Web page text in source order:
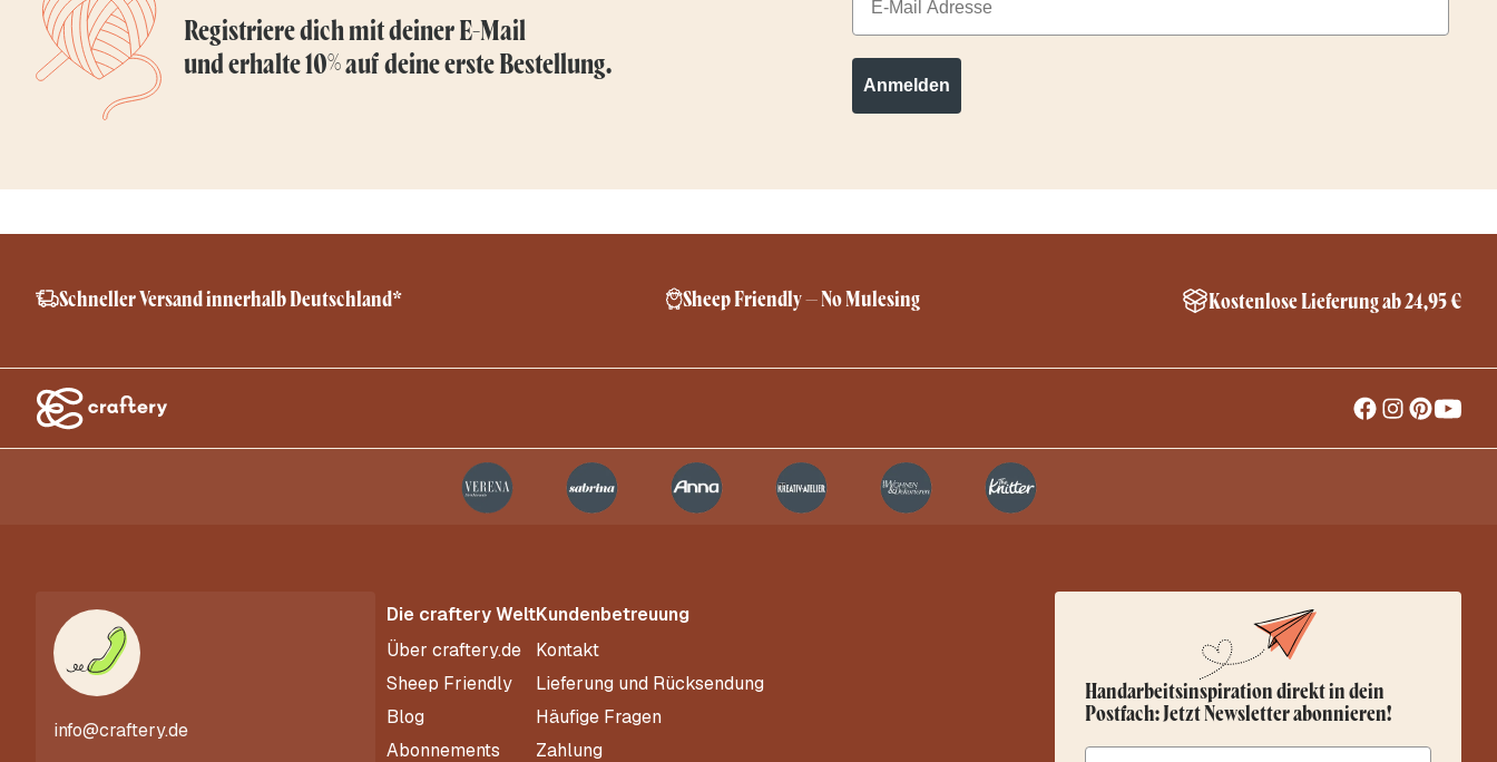
Registriere dich mit deiner E-Mail
und erhalte 10% auf deine erste Bestellung.
Anmelden
Schneller Versand innerhalb Deutschland* Sheep Friendly – No Mulesing Kostenlose Lieferung ab 24,95 €
info@craftery.de
Die craftery Welt
Über craftery.de
Sheep Friendly
Blog
Abonnements
Kundenbetreuung
Kontakt
Lieferung und Rücksendung
Häufige Fragen
Zahlung
Handarbeitsinspiration direkt in dein
Postfach: Jetzt Newsletter abonnieren!
Email